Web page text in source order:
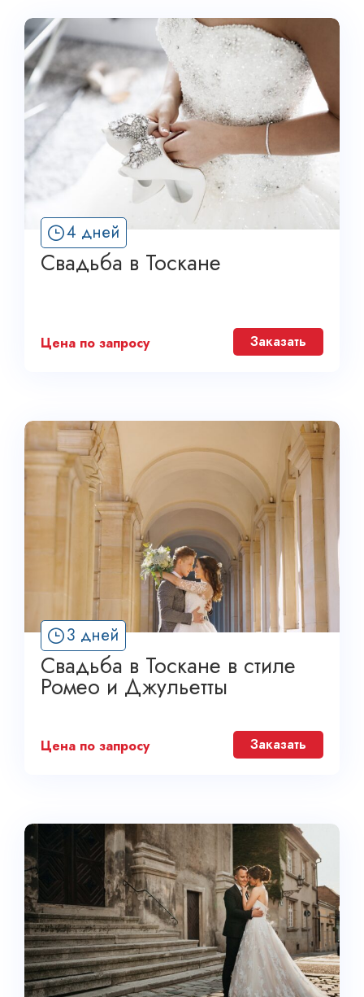
4 дней
Свадьба в Тоскане
Цена по запросу Заказать
3 дней
Свадьба в Тоскане в стиле
Ромео и Джульетты
Цена по запросу Заказать